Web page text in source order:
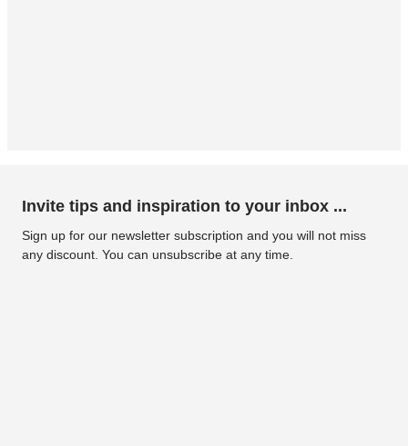
Invite tips and inspiration to your inbox ...
Sign up for our newsletter subscription and you will not miss
any discount. You can unsubscribe at any time.